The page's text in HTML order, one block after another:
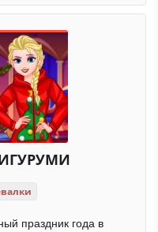
праздник года в